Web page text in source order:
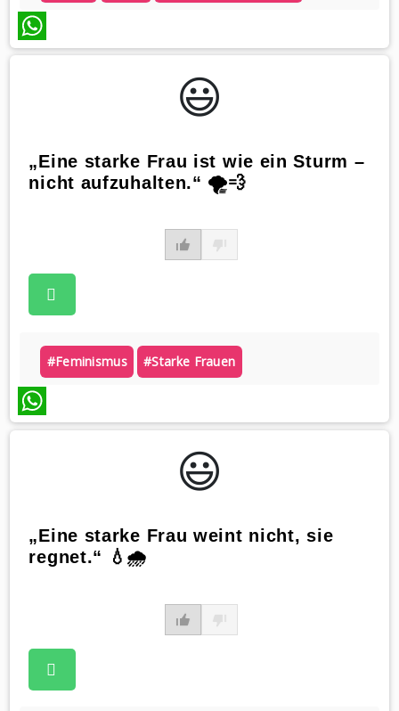
WhatsApp
😃️
„Eine starke Frau ist wie ein Sturm –
nicht aufzuhalten.“ 🌪️💨
#feminismus #starke Frauen
WhatsApp
😃️
„Eine starke Frau weint nicht, sie
regnet.“ 💧🌧️